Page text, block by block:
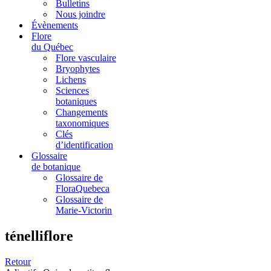
Bulletins
Nous joindre
Évènements
Flore
du Québec
Flore vasculaire
Bryophytes
Lichens
Sciences
botaniques
Changements
taxonomiques
Clés
d’identification
Glossaire
de botanique
Glossaire de
FloraQuebeca
Glossaire de
Marie-Victorin
ténelliflore
Retour